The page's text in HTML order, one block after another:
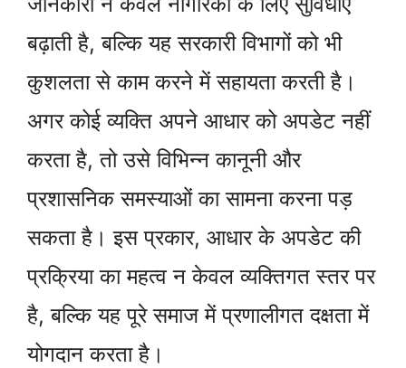
बढ़ाती है, बल्कि यह सरकारी विभागों को भी
कुशलता से काम करने में सहायता करती है।
अगर कोई व्यक्ति अपने आधार को अपडेट नहीं
करता है, तो उसे विभिन्न कानूनी और
प्रशासनिक समस्याओं का सामना करना पड़
सकता है। इस प्रकार, आधार के अपडेट की
प्रक्रिया का महत्व न केवल व्यक्तिगत स्तर पर
है, बल्कि यह पूरे समाज में प्रणालीगत दक्षता में
योगदान करता है।